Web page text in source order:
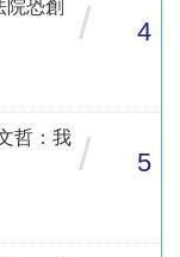
恐創
/ 4
哲：我 / 5